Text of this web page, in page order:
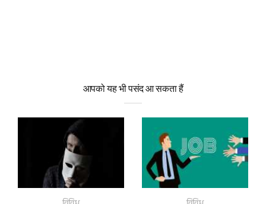
आपको यह भी पसंद आ सकता हैं